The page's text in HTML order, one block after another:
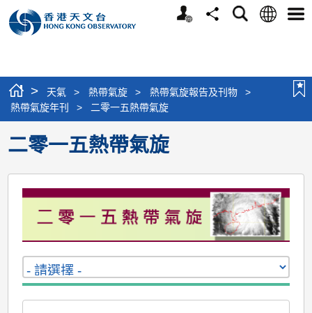
個
分
搜
語
選
> 天氣 > 熱帶氣旋 > 熱帶氣旋報告及刊物
>
熱帶氣旋年刊
> 二零一五熱帶氣旋
二零一五熱帶氣旋